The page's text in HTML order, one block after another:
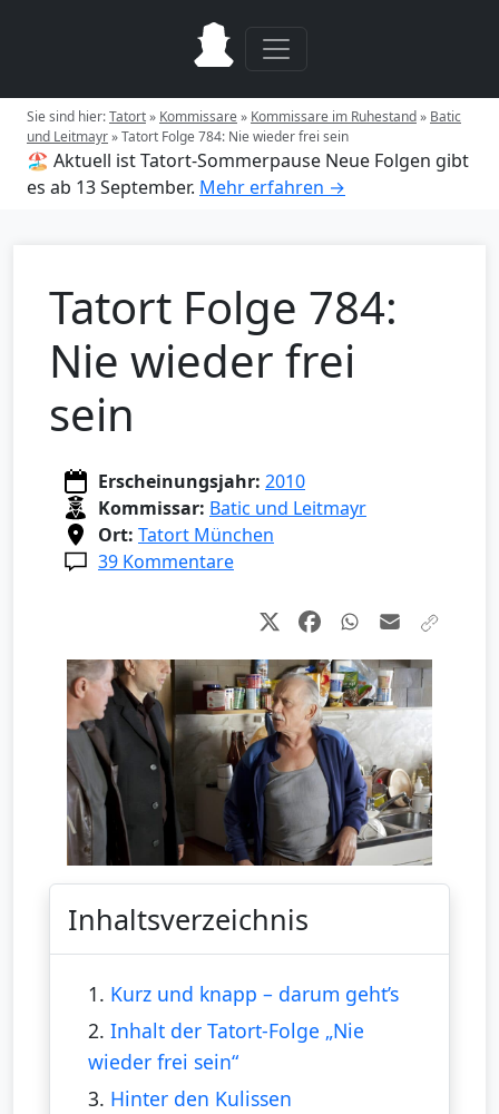
Sie sind hier:Tatort» Kommissare» Kommissare im Ruhestand» Batic
und Leitmayr»Tatort Folge 784: Nie wieder frei sein
🏖️ Aktuell ist Tatort-Sommerpause Neue Folgen gibt
es ab 13 September. Mehr erfahren →
Tatort Folge 784:
Nie wieder frei
sein
Erscheinungsjahr: 2010
Kommissar: Batic und Leitmayr
Ort: Tatort München
39 Kommentare
Inhaltsverzeichnis
1. Kurz und knapp – darum geht’s
2. Inhalt der Tatort-Folge „Nie
wieder frei sein“
3. Hinter den Kulissen